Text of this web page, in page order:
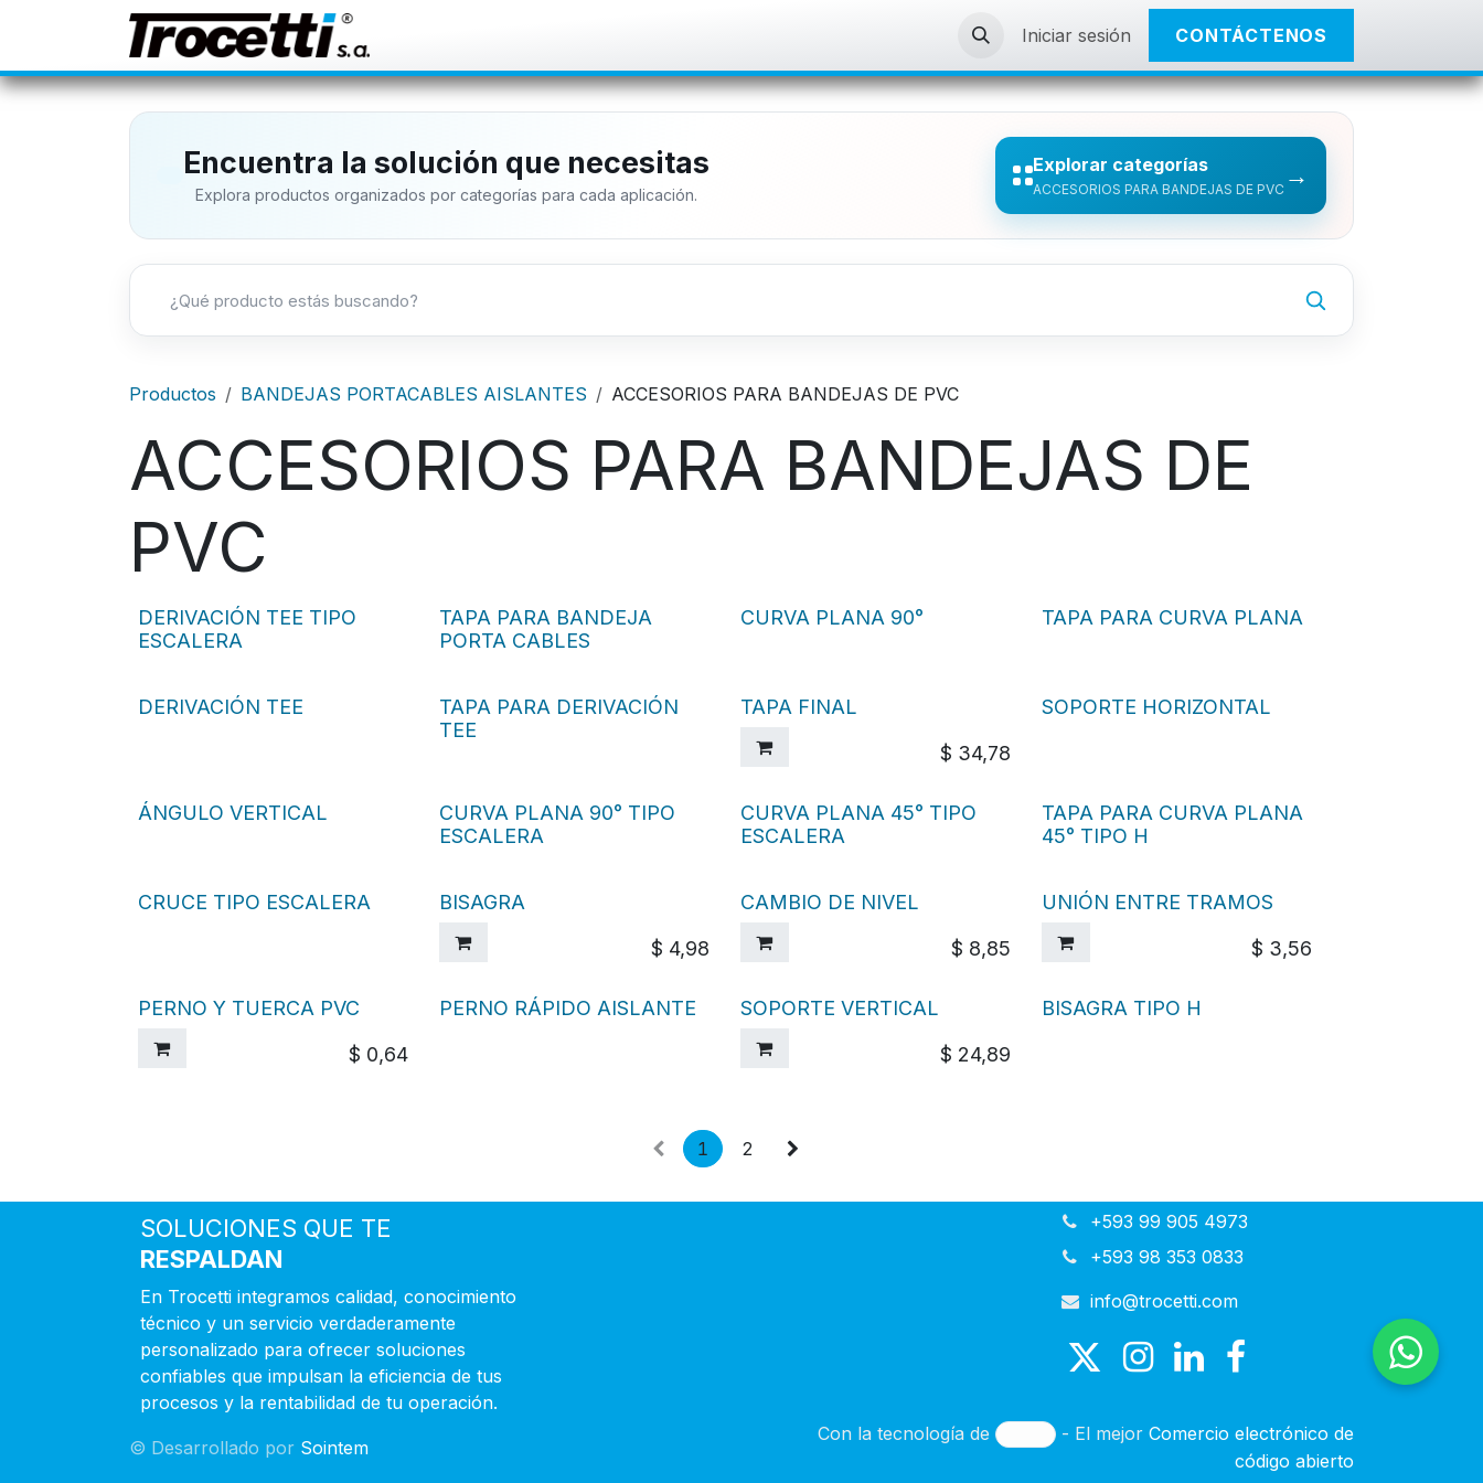
Iniciar sesión CONTÁCTENOS
Encuentra la solución que necesitas
Explora productos organizados por categorías para cada aplicación.
Explorar categorías
ACCESORIOS PARA BANDEJAS DE PVC →
Productos BANDEJAS PORTACABLES AISLANTES ACCESORIOS PARA BANDEJAS DE PVC
ACCESORIOS PARA BANDEJAS DE
PVC
DERIVACIÓN TEE TIPO
ESCALERA
TAPA PARA BANDEJA
PORTA CABLES
CURVA PLANA 90° TAPA PARA CURVA PLANA
DERIVACIÓN TEE
TAPA PARA DERIVACIÓN
TEE
TAPA FINAL
$ 34,78
SOPORTE HORIZONTAL
ÁNGULO VERTICAL
CURVA PLANA 90° TIPO
ESCALERA
CURVA PLANA 45° TIPO
ESCALERA
TAPA PARA CURVA PLANA
45° TIPO H
CRUCE TIPO ESCALERA
BISAGRA
$ 4,98
CAMBIO DE NIVEL
$ 8,85
UNIÓN ENTRE TRAMOS
$ 3,56
PERNO Y TUERCA PVC
$ 0,64
PERNO RÁPIDO AISLANTE
SOPORTE VERTICAL
$ 24,89
BISAGRA TIPO H
1 2
+593 99 905 4973
+593 98 353 0833
info@trocetti.com
SOLUCIONES QUE TE
RESPALDAN
En Trocetti integramos calidad, conocimiento
técnico y un servicio verdaderamente
personalizado para ofrecer soluciones
confiables que impulsan la eficiencia de tus
procesos y la rentabilidad de tu operación.
© Desarrollado por Sointem
Con la tecnología de - El mejor Comercio electrónico de
código abierto